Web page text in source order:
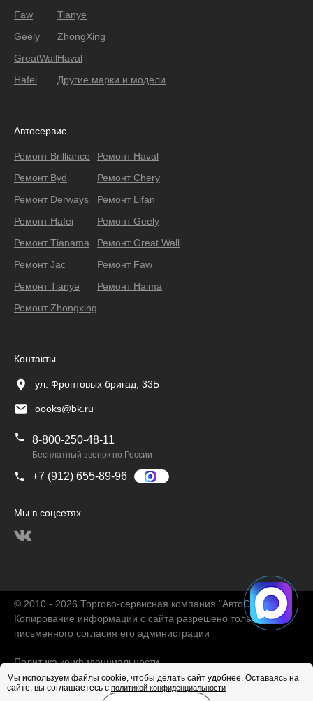
Faw
Geely
GreatWall
Hafei
Tianye
ZhongXing
Haval
Другие марки и модели
Автосервис
Ремонт Brilliance
Ремонт Byd
Ремонт Derways
Ремонт Hafei
Ремонт Тianama
Ремонт Jac
Ремонт Tianye
Ремонт Zhongxing
Ремонт Haval
Ремонт Chery
Ремонт Lifan
Ремонт Geely
Ремонт Great Wall
Ремонт Faw
Ремонт Haima
Контакты
ул. Фронтовых бригад, 33Б
oooks@bk.ru
8-800-250-48-11
Бесплатный звонок по России
+7 (912) 655-89-96
Мы в соцсетях
© 2010 - 2026 Торгово-сервисная компания "АвтоChina"
Копирование информации с сайта разрешено только с
письменного согласия его администрации
Политика конфиденциальности
Мы используем файлы cookie, чтобы делать сайт удобнее. Оставаясь на
сайте, вы соглашаетесь с политикой конфиденциальности